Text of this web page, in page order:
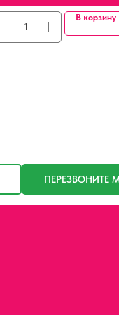
В корзину
ПЕРЕЗВОНИТЕ